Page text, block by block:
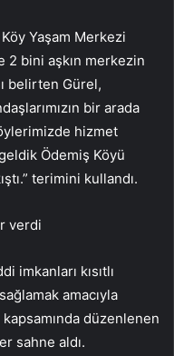
Köy Yaşam Merkezi
2 bini aşkın merkezin
belirten Gürel,
bir arada
hizmet
Ödemiş Köyü
terimini kullandı.
verdi
imkanları kısıtlı
amacıyla
düzenlenen
sahne aldı.